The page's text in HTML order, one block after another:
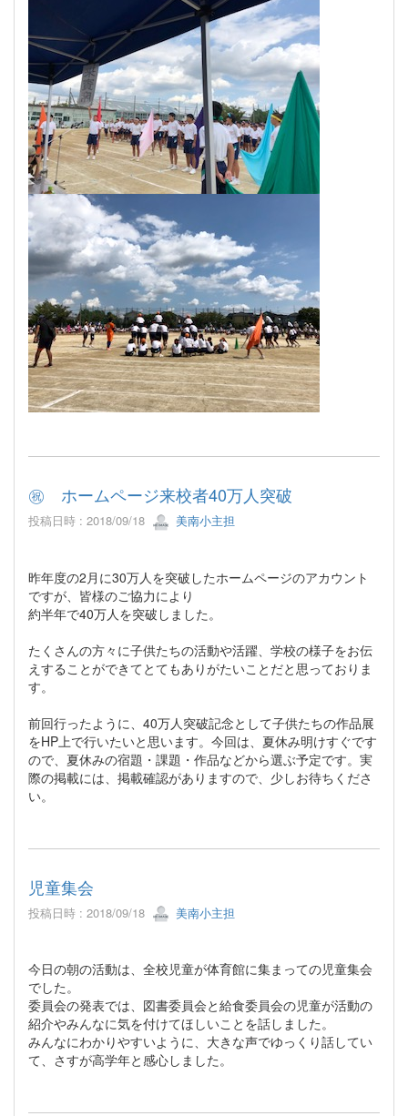
㊗ ホームページ来校者40万人突破
投稿日時 : 2018/09/18 美南小主担
昨年度の2月に30万人を突破したホームページのアカウント
ですが、皆様のご協力により
約半年で40万人を突破しました。
たくさんの方々に子供たちの活動や活躍、学校の様子をお伝
えすることができてとてもありがたいことだと思っておりま
す。
前回行ったように、40万人突破記念として子供たちの作品展
をHP上で行いたいと思います。今回は、夏休み明けすぐです
ので、夏休みの宿題・課題・作品などから選ぶ予定です。実
際の掲載には、掲載確認がありますので、少しお待ちくださ
い。
児童集会
投稿日時 : 2018/09/18 美南小主担
今日の朝の活動は、全校児童が体育館に集まっての児童集会
でした。
委員会の発表では、図書委員会と給食委員会の児童が活動の
紹介やみんなに気を付けてほしいことを話しました。
みんなにわかりやすいように、大きな声でゆっくり話してい
て、さすが高学年と感心しました。